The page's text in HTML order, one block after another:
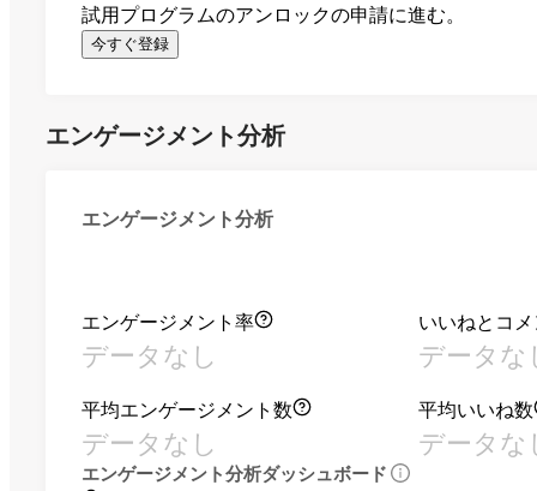
試用プログラムのアンロックの申請に進む。
今すぐ登録
エンゲージメント分析
エンゲージメント分析
エンゲージメント率
データなし
いいねとコ
データな
平均エンゲージメント数
データなし
平均いいね数
データな
エンゲージメント分析ダッシュボード